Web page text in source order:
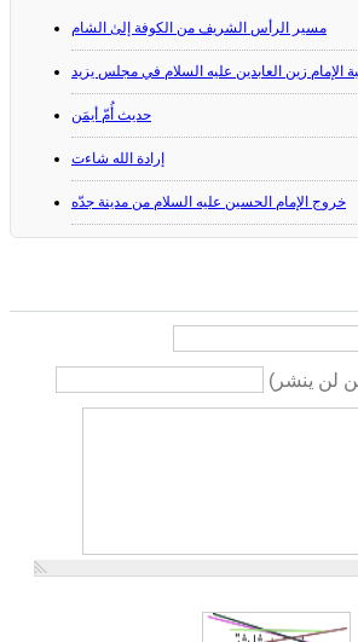
مسير الرأس الشريف من الكوفة إلىٰ الشام
الإمام زين العابدين عليه السلام في مجلس يزيد
حديث أُمّ أيمَن
إرادة الله شاءت
خروج الإمام الحسين عليه السلام من مدينة جدّه
لن ينشر)